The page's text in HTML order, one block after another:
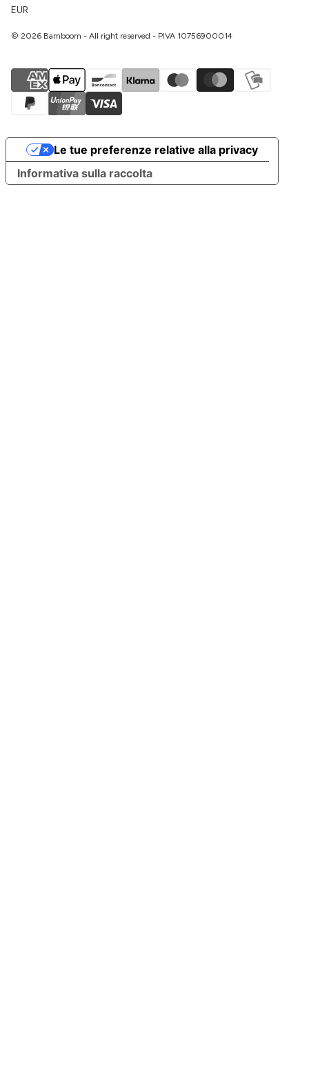
EUR
© 2026 Bamboom - All right reserved - PIVA 10756900014
Informativa sulla raccolta
Le tue preferenze relative alla privacy